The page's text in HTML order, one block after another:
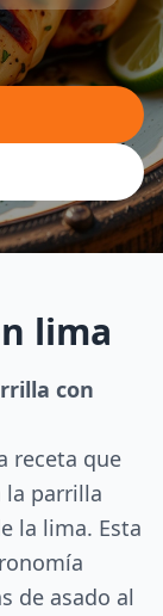
lima
con
receta que
la parrilla
la lima. Esta
de asado al